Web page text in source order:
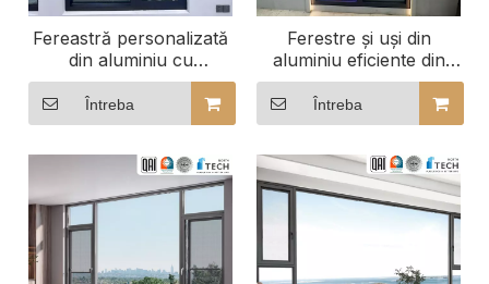
Fereastră personalizată
din aluminiu cu
deschidere spre exterior
cu sticlă securizată
Întreba
Ferestre și uși din
aluminiu eficiente din
punct de vedere
energetic
Întreba